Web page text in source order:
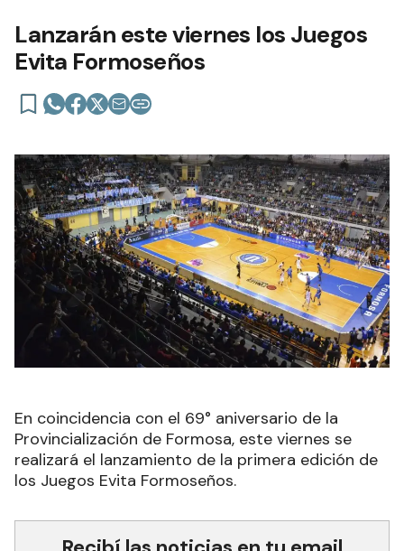
Lanzarán este viernes los Juegos
Evita Formoseños
En coincidencia con el 69° aniversario de la
Provincialización de Formosa, este viernes se
realizará el lanzamiento de la primera edición de
los Juegos Evita Formoseños.